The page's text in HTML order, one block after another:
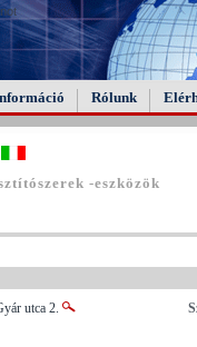
Rólunk
-eszközök
utca 2.